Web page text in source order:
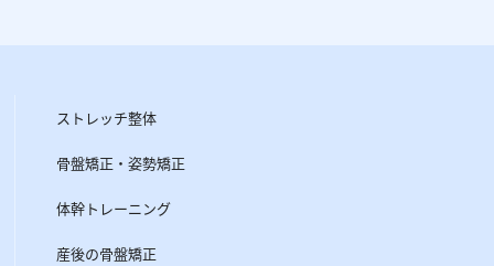
ストレッチ整体
骨盤矯正・姿勢矯正
体幹トレーニング
産後の骨盤矯正